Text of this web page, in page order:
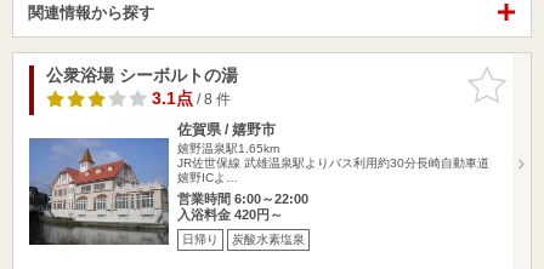
関連情報から探す
お気に入
りに追加
公衆浴場 シーボルトの湯
3.1点/ 8 件
佐賀県 / 嬉野市
嬉野温泉駅1.65km
JR佐世保線 武雄温泉駅よりバス利用約30分長崎自動車道
嬉野ICよ…
営業時間 6:00～22:00
入浴料金 420円～
日帰り 炭酸水素塩泉